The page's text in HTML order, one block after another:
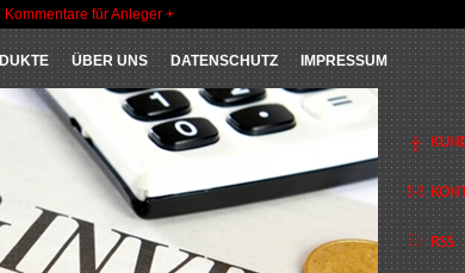
für Anleger +
ÜBER UNS DATENSCHUTZ IMPRESSUM